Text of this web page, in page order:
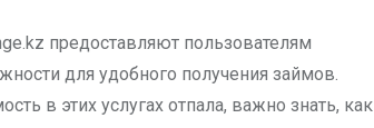
для удобного получения займов.
в этих услугах отпала, важно знать, как